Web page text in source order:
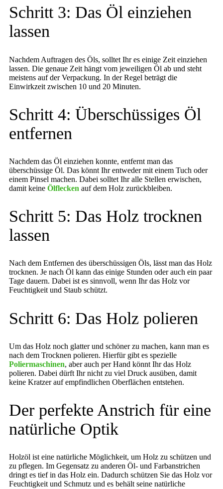
Schritt 3: Das Öl einziehen
lassen
Nachdem Auftragen des Öls, solltet Ihr es einige Zeit einziehen
lassen. Die genaue Zeit hängt vom jeweiligen Öl ab und steht
meistens auf der Verpackung. In der Regel beträgt die
Einwirkzeit zwischen 10 und 20 Minuten.
Schritt 4: Überschüssiges Öl
entfernen
Nachdem das Öl einziehen konnte, entfernt man das
überschüssige Öl. Das könnt Ihr entweder mit einem Tuch oder
einem Pinsel machen. Dabei solltet Ihr alle Stellen erwischen,
damit keine Ölflecken auf dem Holz zurückbleiben.
Schritt 5: Das Holz trocknen
lassen
Nach dem Entfernen des überschüssigen Öls, lässt man das Holz
trocknen. Je nach Öl kann das einige Stunden oder auch ein paar
Tage dauern. Dabei ist es sinnvoll, wenn Ihr das Holz vor
Feuchtigkeit und Staub schützt.
Schritt 6: Das Holz polieren
Um das Holz noch glatter und schöner zu machen, kann man es
nach dem Trocknen polieren. Hierfür gibt es spezielle
Poliermaschinen, aber auch per Hand könnt Ihr das Holz
polieren. Dabei dürft Ihr nicht zu viel Druck ausüben, damit
keine Kratzer auf empfindlichen Oberflächen entstehen.
Der perfekte Anstrich für eine
natürliche Optik
Holzöl ist eine natürliche Möglichkeit, um Holz zu schützen und
zu pflegen. Im Gegensatz zu anderen Öl- und Farbanstrichen
dringt es tief in das Holz ein. Dadurch schützen Sie das Holz vor
Feuchtigkeit und Schmutz und es behält seine natürliche